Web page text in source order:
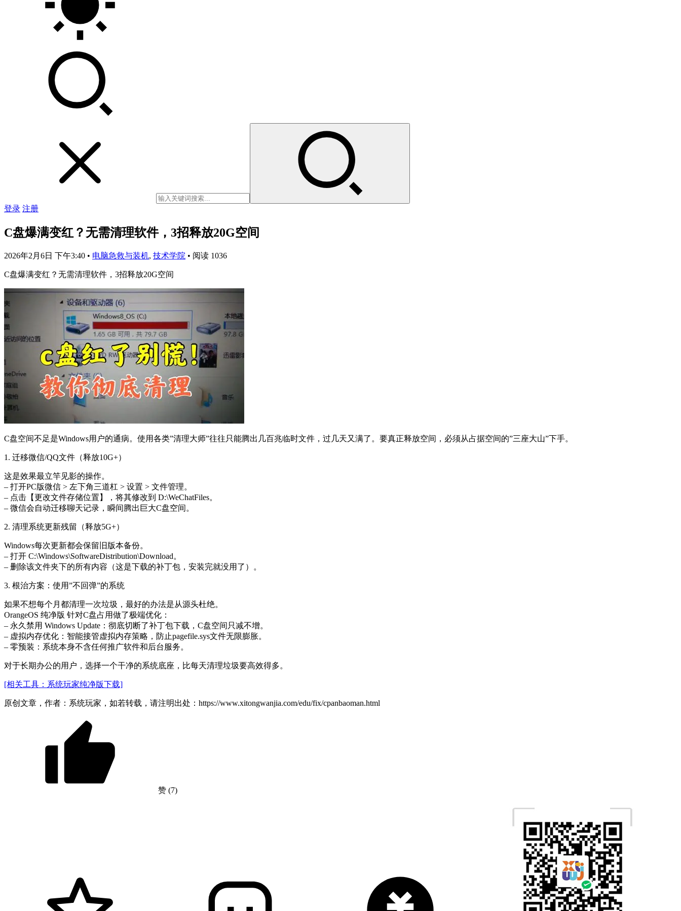
登录 注册
C盘爆满变红？无需清理软件，3招释放20G空间
2026年2月6日 下午3:40 • 电脑急救与装机, 技术学院 • 阅读 1036
C盘爆满变红？无需清理软件，3招释放20G空间
C盘空间不足是Windows用户的通病。使用各类”清理大师”往往只能腾出几百兆临时文件，过几天又满了。要真正释放空间，必须从占据空间的”三座大山”下手。
1. 迁移微信/QQ文件（释放10G+）
这是效果最立竿见影的操作。
– 打开PC版微信 > 左下角三道杠 > 设置 > 文件管理。
– 点击【更改文件存储位置】，将其修改到 D:\WeChatFiles。
– 微信会自动迁移聊天记录，瞬间腾出巨大C盘空间。
2. 清理系统更新残留（释放5G+）
Windows每次更新都会保留旧版本备份。
– 打开 C:\Windows\SoftwareDistribution\Download。
– 删除该文件夹下的所有内容（这是下载的补丁包，安装完就没用了）。
3. 根治方案：使用”不回弹”的系统
如果不想每个月都清理一次垃圾，最好的办法是从源头杜绝。
OrangeOS 纯净版 针对C盘占用做了极端优化：
– 永久禁用 Windows Update：彻底切断了补丁包下载，C盘空间只减不增。
– 虚拟内存优化：智能接管虚拟内存策略，防止pagefile.sys文件无限膨胀。
– 零预装：系统本身不含任何推广软件和后台服务。
对于长期办公的用户，选择一个干净的系统底座，比每天清理垃圾要高效得多。
[相关工具：系统玩家纯净版下载]
原创文章，作者：系统玩家，如若转载，请注明出处：https://www.xitongwanjia.com/edu/fix/cpanbaoman.html
赞 (7)